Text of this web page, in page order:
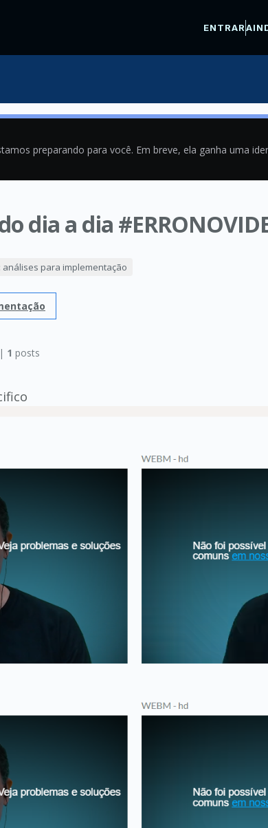
ENTRAR
preparando para você. Em breve, ela ganha uma
dia a dia
análises para implementação
1 posts